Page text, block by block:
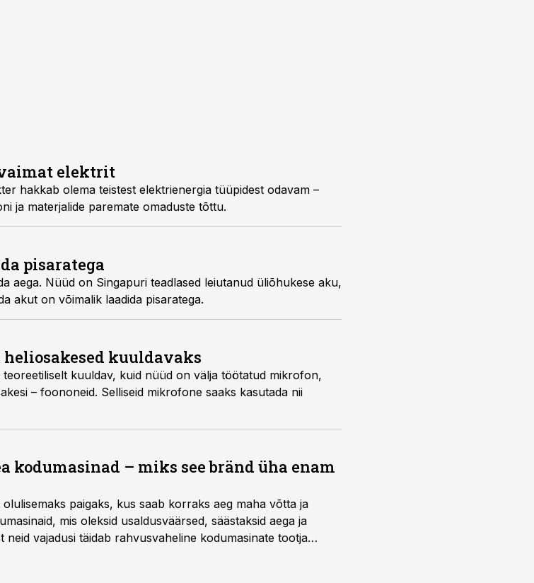
elektrit
hakkab olema teistest elektrienergia tüüpidest odavam –
ja materjalide paremate omaduste tõttu.
pisaratega
aega. Nüüd on Singapuri teadlased leiutanud üliõhukese aku,
akut on võimalik laadida pisaratega.
kuuldavaks
kuuldav, kuid nüüd on välja töötatud mikrofon,
– foononeid. Selliseid mikrofone saaks kasutada nii
kodumasinad – miks see bränd üha enam
paigaks, kus saab korraks aeg maha võtta ja
mis oleksid usaldusväärsed, säästaksid aega ja
vajadusi täidab rahvusvaheline kodumasinate tootja